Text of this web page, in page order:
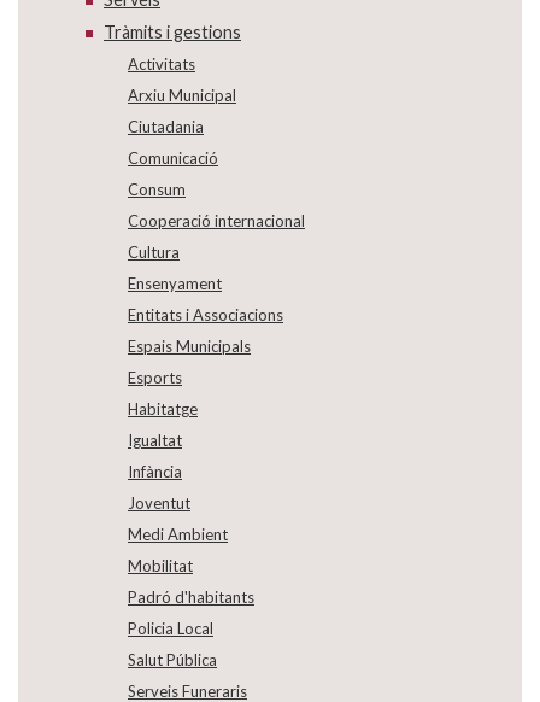
Tràmits i gestions
Activitats
Arxiu Municipal
Ciutadania
Comunicació
Consum
Cooperació internacional
Cultura
Ensenyament
Entitats i Associacions
Espais Municipals
Esports
Habitatge
Igualtat
Infància
Joventut
Medi Ambient
Mobilitat
Padró d'habitants
Policia Local
Salut Pública
Serveis Funeraris